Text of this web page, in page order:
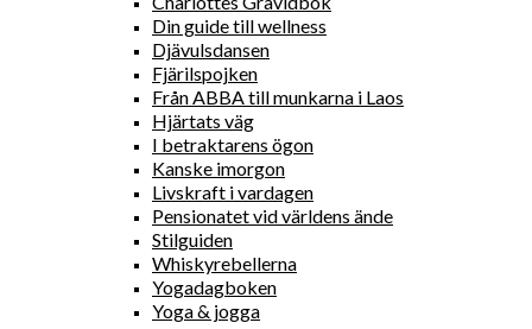
Din guide till wellness
Djävulsdansen
Fjärilspojken
Från ABBA till munkarna i Laos
Hjärtats väg
I betraktarens ögon
Kanske imorgon
Livskraft i vardagen
Pensionatet vid världens ände
Stilguiden
Whiskyrebellerna
Yogadagboken
Yoga & jogga